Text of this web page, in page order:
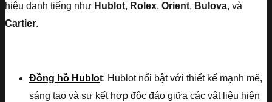
hiệu danh tiếng như Hublot, Rolex, Orient, Bulova, và
Cartier.
Đồng hồ Hublot: Hublot nổi bật với thiết kế mạnh mẽ,
sáng tạo và sự kết hợp độc đáo giữa các vật liệu hiện